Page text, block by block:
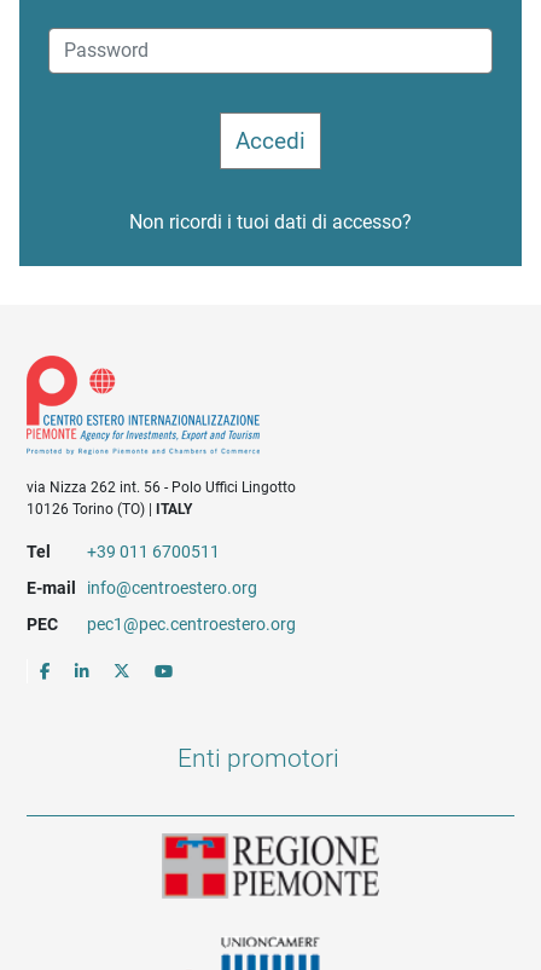
Non ricordi i tuoi dati di accesso?
via Nizza 262 int. 56 - Polo Uffici Lingotto
10126 Torino (TO) |
ITALY
Tel
+39 011 6700511
E-mail
info@centroestero.org
PEC
pec1@pec.centroestero.org
Enti promotori